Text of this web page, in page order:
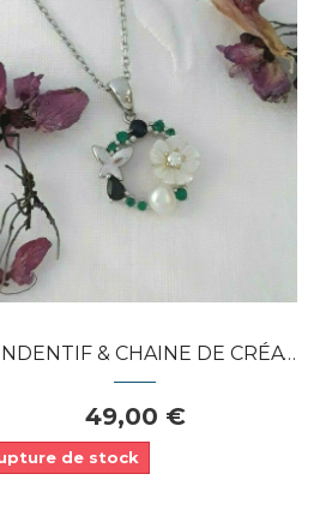
Dans mon panier
APERÇU RAPIDE
& CHAINE DE CRÉATEUR FLEUR &...
49,00 €
de stock